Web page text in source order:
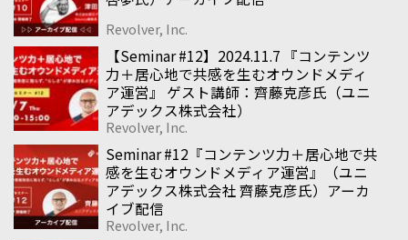
Revolver, Inc.
【Seminar #12】2024.11.7 『コンテンツ
力＋居心地で共感を生むオウンドメディ
ア運営』 ゲスト講師：齊藤克彦氏（ユニ
アデックス株式会社）
Revolver, Inc.
Seminar #12『コンテンツ力＋居心地で共
感を生むオウンドメディア運営』（ユニ
アデックス株式会社 齊藤克彦氏）アーカ
イブ配信
Revolver, Inc.